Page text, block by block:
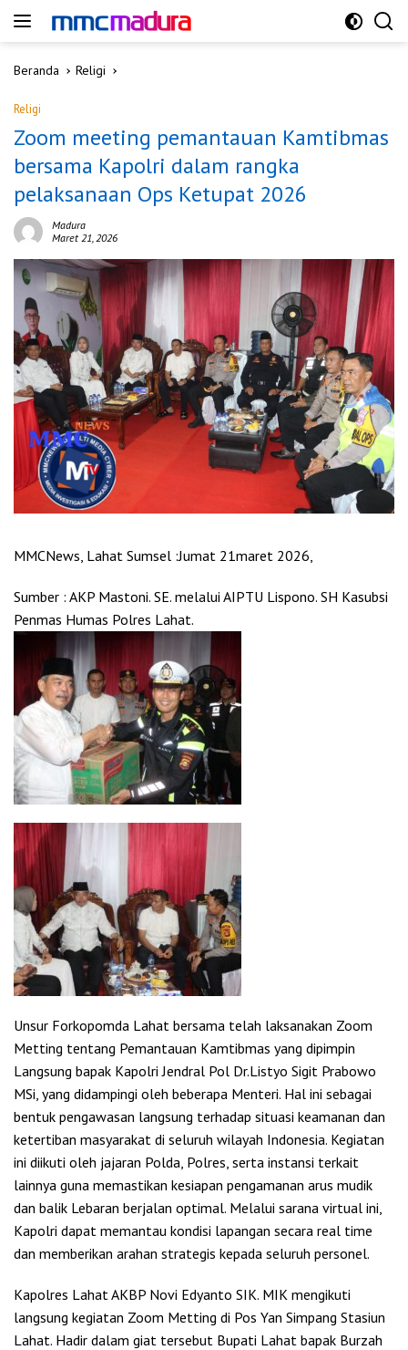
Beranda
Religi
Religi
Zoom meeting pemantauan Kamtibmas
bersama Kapolri dalam rangka
pelaksanaan Ops Ketupat 2026
Madura
Maret 21, 2026
MMCNews, Lahat Sumsel :Jumat 21maret 2026,
Sumber : AKP Mastoni. SE. melalui AIPTU Lispono. SH Kasubsi
Penmas Humas Polres Lahat.
Unsur Forkopomda Lahat bersama telah laksanakan Zoom
Metting tentang Pemantauan Kamtibmas yang dipimpin
Langsung bapak Kapolri Jendral Pol Dr.Listyo Sigit Prabowo
MSi, yang didampingi oleh beberapa Menteri. Hal ini sebagai
bentuk pengawasan langsung terhadap situasi keamanan dan
ketertiban masyarakat di seluruh wilayah Indonesia. Kegiatan
ini diikuti oleh jajaran Polda, Polres, serta instansi terkait
lainnya guna memastikan kesiapan pengamanan arus mudik
dan balik Lebaran berjalan optimal. Melalui sarana virtual ini,
Kapolri dapat memantau kondisi lapangan secara real time
dan memberikan arahan strategis kepada seluruh personel.
Kapolres Lahat AKBP Novi Edyanto SIK. MIK mengikuti
langsung kegiatan Zoom Metting di Pos Yan Simpang Stasiun
Lahat. Hadir dalam giat tersebut Bupati Lahat bapak Burzah